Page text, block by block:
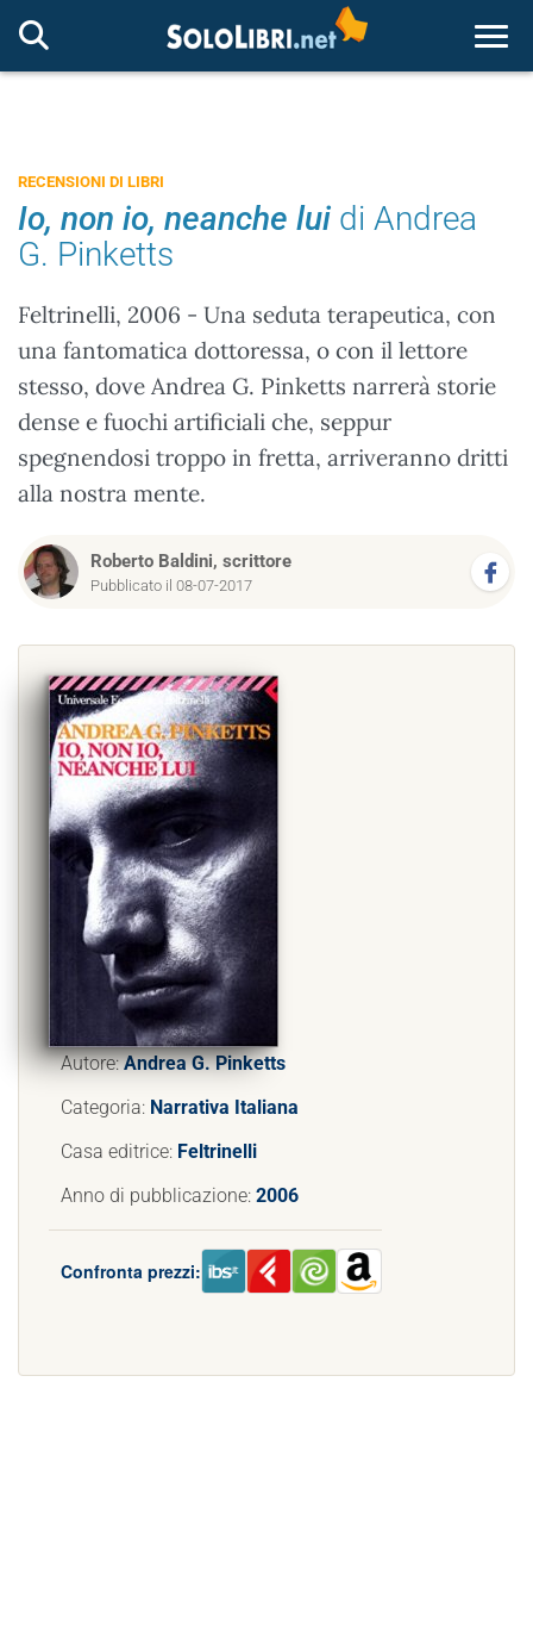
RECENSIONI DI LIBRI
Io, non io, neanche lui di Andrea
G. Pinketts
Feltrinelli, 2006 - Una seduta terapeutica, con
una fantomatica dottoressa, o con il lettore
stesso, dove Andrea G. Pinketts narrerà storie
dense e fuochi artificiali che, seppur
spegnendosi troppo in fretta, arriveranno dritti
alla nostra mente.
Roberto Baldini, scrittore
Pubblicato il 08-07-2017
Autore:Andrea G. Pinketts
Categoria: Narrativa Italiana
Casa editrice: Feltrinelli
Anno di pubblicazione: 2006
Confronta prezzi: